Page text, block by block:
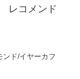
レコメンド
ンド/イヤーカフ